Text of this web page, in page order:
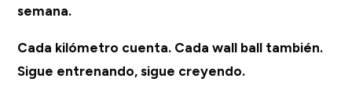
semana.
Cada kilómetro cuenta. Cada wall ball también.
Sigue entrenando, sigue creyendo.